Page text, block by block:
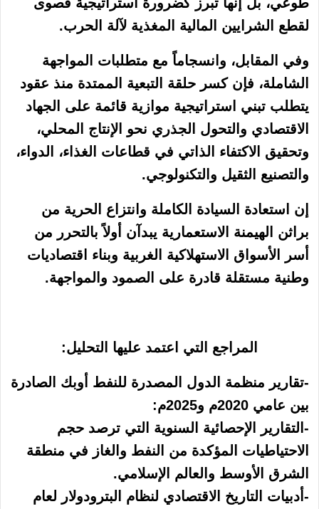
لقطع الشرايين المالية المغذية لآلة الحرب.
وفي المقابل، وانسجاماً مع متطلبات المواجهة
الشاملة، فإن كسر حلقة التبعية الممتدة منذ عقود
يتطلب تبني استراتيجية موازية قائمة على الجهاد
الاقتصادي والتحول الجذري نحو الإنتاج المحلي،
وتحقيق الاكتفاء الذاتي في قطاعات الغذاء، الدواء،
والتصنيع الثقيل والتكنولوجي.
إن استعادة السيادة الكاملة وانتزاع الحرية من
براثن الهيمنة الاستعمارية يبدآن أولاً بالتحرر من
أسر الأسواق الاستهلاكية الغربية وبناء اقتصاديات
وطنية مستقلة قادرة على الصمود والمواجهة.
المراجع التي اعتمد عليها التحليل:
-تقارير منظمة الدول المصدرة للنفط أوبك الصادرة
بين عامي 2020م و2025م:
-التقارير الإحصائية السنوية التي ترصد حجم
الاحتياطيات المؤكدة من النفط والغاز في منطقة
الشرق الأوسط والعالم الإسلامي.
-أدبيات التاريخ الاقتصادي لنظام البترودولار لعام